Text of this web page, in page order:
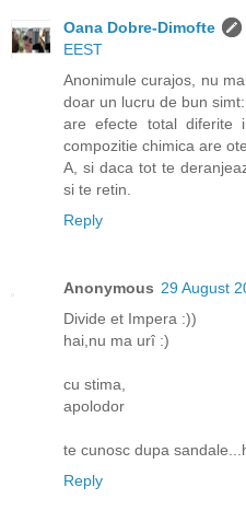
Oana Dobre-Dimofte
EEST
Anonimule curajos, nu
doar un lucru de bun
are efecte total diferite
compozitie chimica are
A, si daca tot te
si te retin.
Reply
Anonymous 29 August
Divide et Impera :))
hai,nu ma urî :)
cu stima,
apolodor
te cunosc dupa
Reply